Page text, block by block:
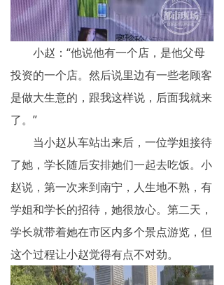
揭秘传销
直销与传销详解
反传销论坛
反传销问答
小赵：“他说他有一个店，是他父母
投资的一个店。然后说里边有一些老顾客
是做大生意的，跟我这样说，后面我就来
了。”
当小赵从车站出来后，一位学姐接待
了她，学长随后安排她们一起去吃饭。小
赵说，第一次来到南宁，人生地不熟，有
学姐和学长的招待，她很放心。第二天，
学长就带着她在市区内多个景点游览，但
这个过程让小赵觉得有点不对劲。